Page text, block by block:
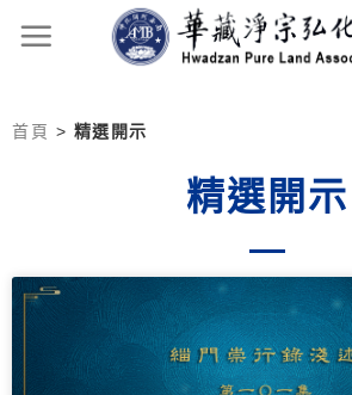
首頁 > 精選開示
精選開示